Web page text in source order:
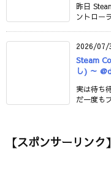
昨日
ントロー
2026/07/
Steam
し) ～
実は待ち
だ一度も
【スポンサーリンク】